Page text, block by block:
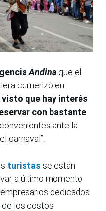
Andina que el
comenzó en
visto que hay interés
con bastante
ante la
carnaval”.
turistas se están
a último momento
dedicados
de los costos